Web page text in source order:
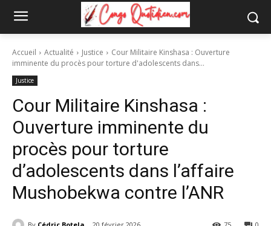
Accueil Actualité Justice
Cour Militaire Kinshasa : Ouverture
imminente du procès pour torture d'adolescents dans...
Justice
Cour Militaire Kinshasa :
Ouverture imminente du
procès pour torture
d’adolescents dans l’affaire
Mushobekwa contre l’ANR